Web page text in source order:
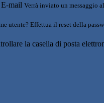
E-mail Verrà inviato un messaggio
utente? Effettua il reset della
la casella di posta